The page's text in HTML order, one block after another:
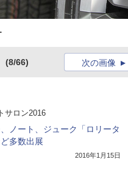
(8/66) 次の画像
サロン2016
ノート、ジューク「ロリータ
多数出展
2016年1月15日